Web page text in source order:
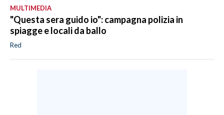
MULTIMEDIA
"Questa sera guido io": campagna polizia in
spiagge e locali da ballo
Red